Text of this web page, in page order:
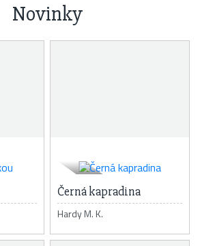
Novinky
Černá kapradina
Hardy M. K.